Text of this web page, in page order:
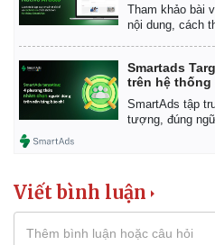
Tham khảo bài
nội dung, cách
Smartads
trên hệ thống
SmartAds tập
tượng, đúng
Viết bình luận